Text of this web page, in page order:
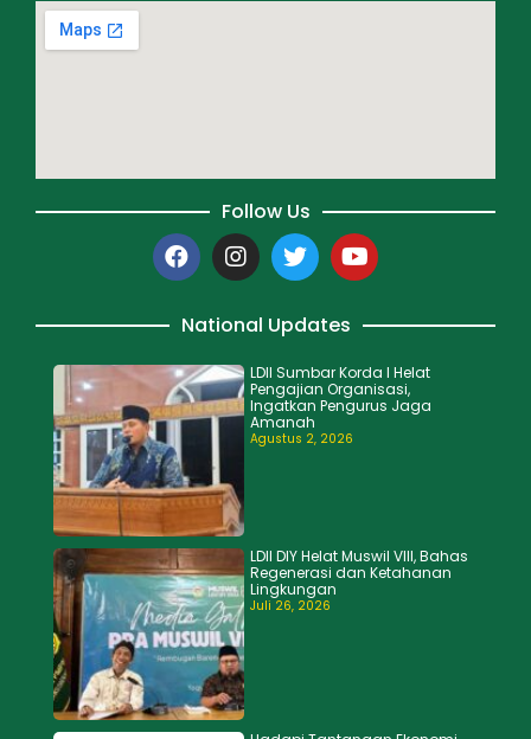
Follow Us
National Updates
LDII Sumbar Korda I Helat
Pengajian Organisasi,
Ingatkan Pengurus Jaga
Amanah
Agustus 2, 2026
LDII DIY Helat Muswil VIII, Bahas
Regenerasi dan Ketahanan
Lingkungan
Juli 26, 2026